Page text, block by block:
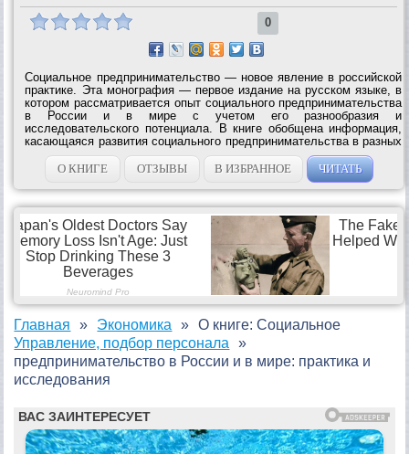
0
Социальное предпринимательство — новое явление в российской
практике. Эта монография — первое издание на русском языке, в
котором рассматривается опыт социального предпринимательства
в России и в мире с учетом его разнообразия и
исследовательского потенциала. В книге обобщена информация,
касающаяся развития социального предпринимательства в разных
странах и современных исследований этой новой области;
подробно описана...
О КНИГЕ ОТЗЫВЫ В ИЗБРАННОЕ ЧИТАТЬ
Главная
Экономика
Управление, подбор персонала
О книге: Социальное
предпринимательство в России и в мире: практика и
исследования